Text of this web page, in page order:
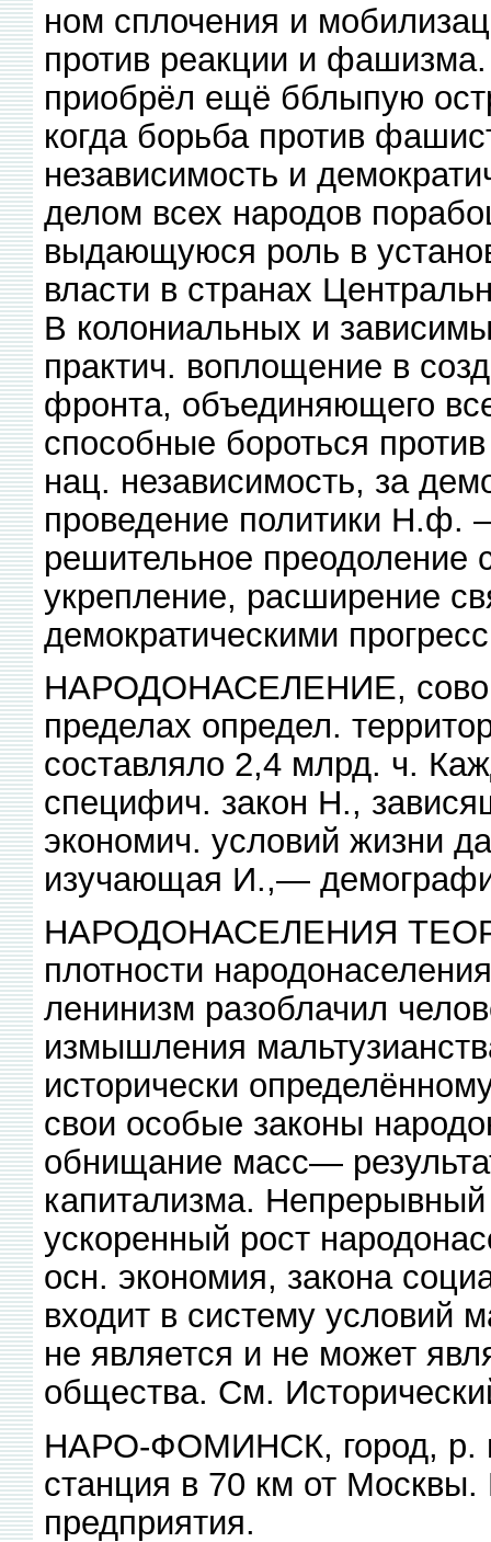
ном сплочения и
против реакции и
приобрёл ещё бблыпую
когда борьба против
независимость и
делом всех народов
выдающуюся роль в
власти в странах
В колониальных и
практич. воплощение в
фронта, объединяющего
способные бороться
нац. независимость, за
проведение политики Н.ф.
решительное преодоление
укрепление, расширение
демократическими
НАРОДОНАСЕЛЕНИЕ,
пределах определ.
составляло 2,4 млрд. ч.
специфич. закон Н.,
экономич. условий жизни
изучающая И.,—
НАРОДОНАСЕЛЕНИЯ
плотности
ленинизм разоблачил
измышления
исторически
свои особые законы
обнищание масс—
капитализма.
ускоренный рост
осн. экономия, закона
входит в систему условий
не является и не может
общества. См.
НАРО-ФОМИНСК, город, р.
станция в 70 км от
предприятия.